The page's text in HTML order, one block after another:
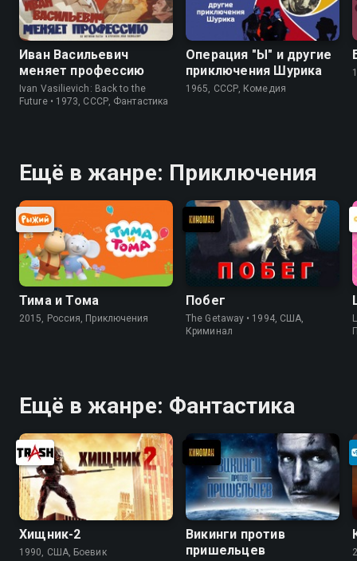
Иван Васильевич
меняет профессию
Ivan Vasilievich: Back to the
Future • 1973, СССР, Фантастика
Операция "Ы" и другие
приключения Шурика
1965, СССР, Комедия
Ещё в жанре: Приключения
Тима и Тома
2015, Россия, Приключения
Побег
The Getaway • 1994, США,
Криминал
Ещё в жанре: Фантастика
Хищник-2
1990, США, Боевик
Викинги против
пришельцев